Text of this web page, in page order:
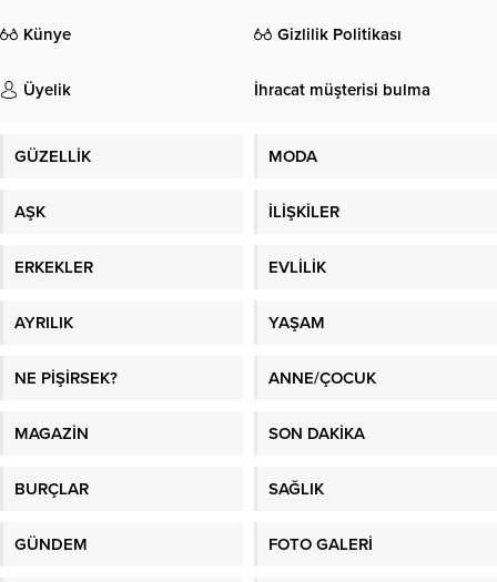
Künye Gizlilik Politikası
Üyelik İhracat müşterisi bulma
GÜZELLİK MODA
AŞK İLİŞKİLER
ERKEKLER EVLİLİK
AYRILIK YAŞAM
NE PİŞİRSEK? ANNE/ÇOCUK
MAGAZİN SON DAKİKA
BURÇLAR SAĞLIK
GÜNDEM FOTO GALERİ